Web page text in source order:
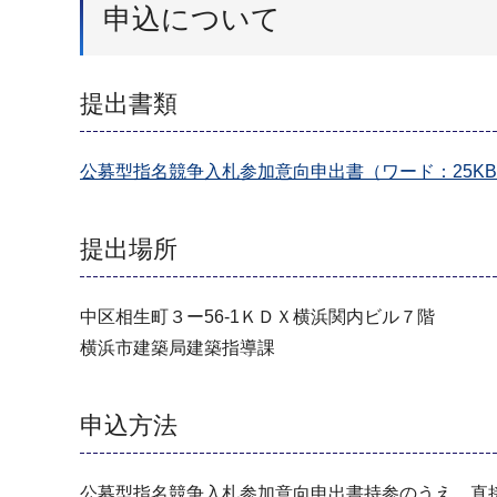
申込について
提出書類
公募型指名競争入札参加意向申出書（ワード：25KB
提出場所
中区相生町３ー56-1ＫＤＸ横浜関内ビル７階
横浜市建築局建築指導課
申込方法